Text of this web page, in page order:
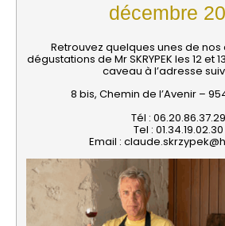
décembre
Retrouvez quelques unes de nos
dégustations de Mr SKRYPEK les 12 et
caveau à l’adresse
8 bis, Chemin de l’Avenir –
Tél : 06.20.86.37.29
Tel : 01.34.19.02.30
Email :